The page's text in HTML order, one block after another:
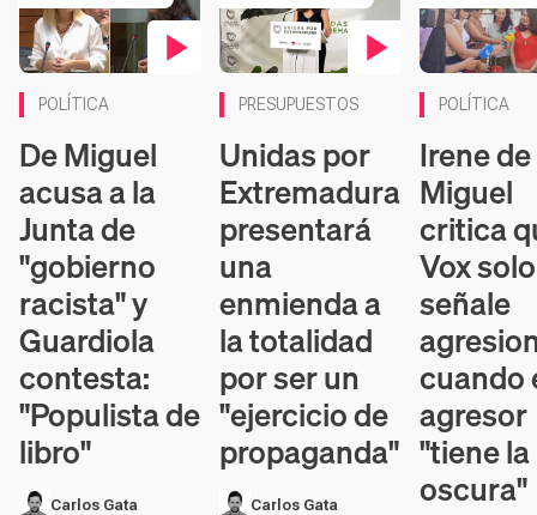
POLÍTICA
De Miguel
acusa a la
Junta de
"gobierno
racista" y
Guardiola
contesta:
"Populista de
libro"
Carlos Gata
PRESUPUESTOS
Unidas por
Extremadura
presentará
una
enmienda a
la totalidad
por ser un
"ejercicio de
propaganda"
Carlos Gata
POLÍTICA
Irene de
Miguel
critica
Vox solo
señale
cuando
agresor
"tiene
oscura"